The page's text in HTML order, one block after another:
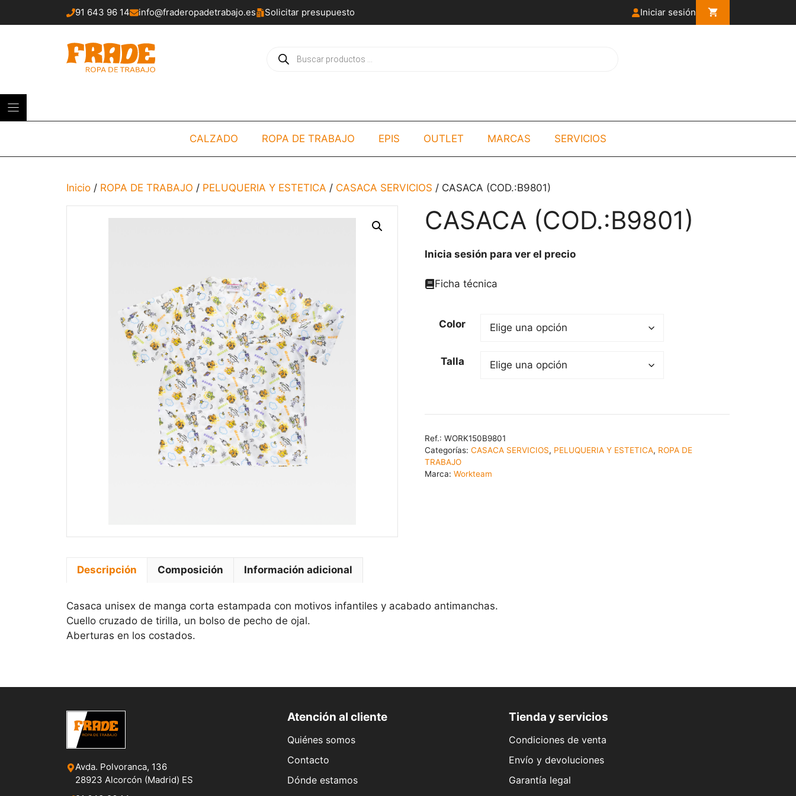
91 643 96 14 info@fraderopadetrabajo.es Solicitar presupuesto Iniciar sesión
Búsqueda
de
CALZADO ROPA DE TRABAJO EPIS OUTLET MARCAS SERVICIOS
Inicio / ROPA DE TRABAJO / PELUQUERIA Y ESTETICA / CASACA SERVICIOS / CASACA (COD.:B9801)
CASACA (COD.:B9801)
Inicia sesión para ver el precio
Ficha técnica
Color
Talla
Ref.: WORK150B9801
Categorías: CASACA SERVICIOS, PELUQUERIA Y ESTETICA, ROPA DE
TRABAJO
Marca: Workteam
Descripción Composición Información adicional
Casaca unisex de manga corta estampada con motivos infantiles y acabado antimanchas.
Cuello cruzado de tirilla, un bolso de pecho de ojal.
Aberturas en los costados.
Avda. Polvoranca, 136
28923 Alcorcón (Madrid) ES
Atención al cliente
Quiénes somos
Contacto
Dónde estamos
Tienda y servicios
Condiciones de venta
Envío y devoluciones
Garantía legal